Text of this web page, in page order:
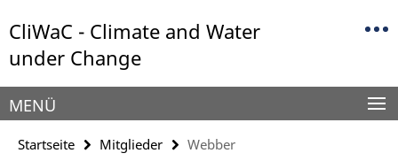
direkt
zu
CliWaC - Climate and Water
under Change
Service-
Navigation
MENÜ
Startseite Mitglieder Webber